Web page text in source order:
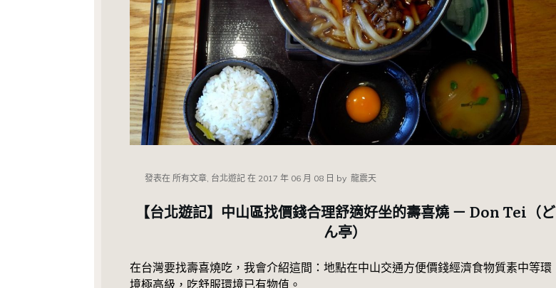
發表在 所有文章, 台北遊記 在 2017 年 06 月 08 日 by 龍震天
【台北遊記】中山區找價錢合理舒適好坐的壽喜燒 － Don Tei（ど
ん亭）
在台灣要找壽喜燒吃，我會介紹這間：地點在中山交通方便價錢經濟食物質素中等環
境極高級，吃舒服環境已有物值。